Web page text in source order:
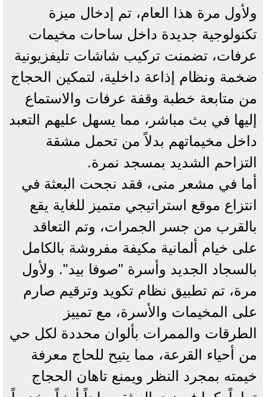
ولأول مرة هذا العام، تم إدخال ميزة
تكنولوجية جديدة داخل ساحات مخيمات
عرفات، تضمنت تركيب شاشات تليفزيونية
ضخمة ونظام إذاعة داخلية، لتمكين الحجاج
من متابعة خطبة وقفة عرفات والاستماع
إليها في بث مباشر، مما يسهل عليهم التعبد
داخل مخيماتهم بدلاً من تحمل مشقة
التزاحم الشديد بمسجد نمرة.
أما في مشعر منى، فقد نجحت البعثة في
انتزاع موقع استراتيجي متميز للغاية يقع
بالقرب من جسر الجمرات، وتم التعاقد
على خيام ألمانية مكيفة مفروشة بالكامل
بالسجاد الجديد وأسرة "صوفا بيد". ولأول
مرة، تم تطبيق نظام تكويد وترقيم صارم
على المخيمات والأسرة، مع تمييز
الطرقات والممرات بألوان محددة لكل حي
من أحياء القرعة، مما يتيح للحاج معرفة
خيمته بمجرد النظر ويمنع تاهان الحجاج